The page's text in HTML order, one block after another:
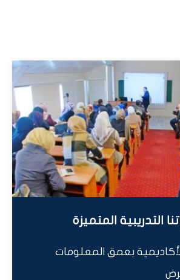
التدريبية المتميزة
بعمق المعلومات